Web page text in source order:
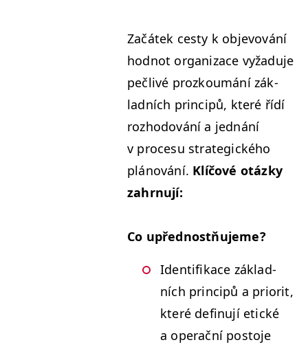
Začátek ces­ty k objevování
hod­not orga­ni­zace vyžadu­je
pečlivé prozk­oumání zák­
lad­ních prin­cipů, které řídí
rozhodování a jed­nání
v pro­ce­su strate­gick­ého
plánování. Klíčové otázky
zahrnují:
Co upřed­nos­tňu­jeme?
Iden­ti­fikace zák­lad­
ních prin­cipů a pri­or­it,
které defin­u­jí etické
a oper­ační pos­to­je